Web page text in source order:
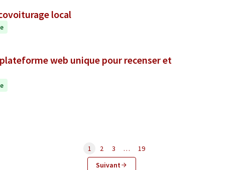
local
web unique pour recenser et
1 2 3 …
19
Suivant